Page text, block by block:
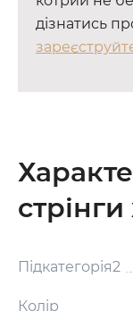
дізнатись
стрінги
Підкатегорія2
Колір